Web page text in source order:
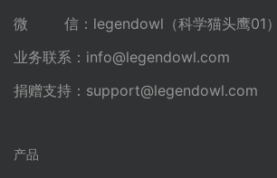
微 信：legendowl（科学猫头鹰01）
业务联系： info@legendowl.com
捐赠支持： support@legendowl.com
产品